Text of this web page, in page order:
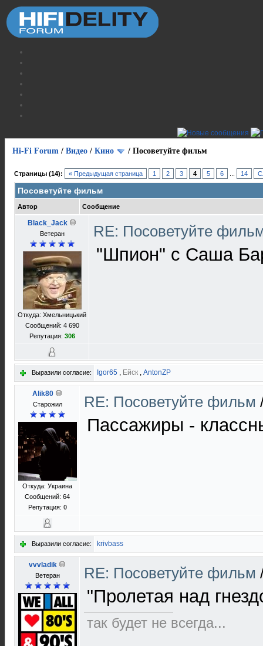
Hi-Fi Forum / Видео / Кино / Посоветуйте фильм
Страницы (14): « Предыдущая страница 1 2 3 4 5 6 14
Посоветуйте фильм
Автор Сообщение
Black_Jack
Ветеран
Откуда: Хмельницький
Сообщений: 4 690
Репутация: 306
RE: Посоветуйте
"Шпион" с Саша
Выразили согласие: Igor65 , Ейск , AntonZP
Alik80
Старожил
Откуда: Украина
Сообщений: 64
Репутация: 0
RE: Посоветуйте фильм
Пассажиры -
Выразили согласие: krivbass
vvvladik
Ветеран RE: Посоветуйте фильм
"Пролетая над
так будет не всегда...